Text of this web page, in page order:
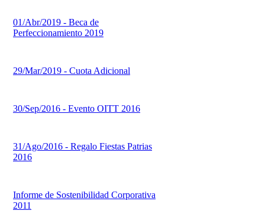
01/Abr/2019 - Beca de
Perfeccionamiento 2019
29/Mar/2019 - Cuota Adicional
30/Sep/2016 - Evento OITT 2016
31/Ago/2016 - Regalo Fiestas Patrias
2016
Informe de Sostenibilidad Corporativa
2011